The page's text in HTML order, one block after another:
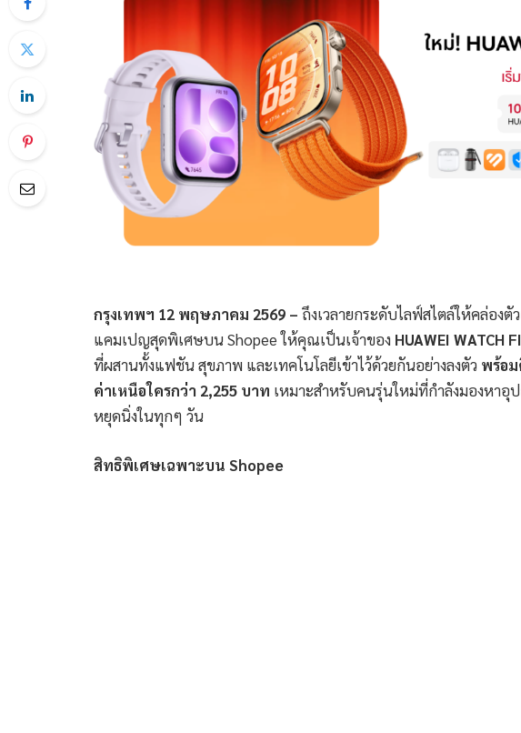
กรุงเทพฯ 12 พฤษภาคม 2569 – ถึงเวลายกระดับไลฟ์สไตล์ให้คล่อง
แคมเปญสุดพิเศษบน Shopee ให้คุณเป็นเจ้าของ HUAWEI WATCH
ที่ผสานทั้งแฟชัน สุขภาพ และเทคโนโลยีเข้าไว้ด้วยกันอย่างลงตัว พร้อ
ค่าเหนือใครกว่า 2,255 บาท เหมาะสำหรับคนรุ่นใหม่ที่กำลังมองหา
หยุดนิ่งในทุกๆ วัน
สิทธิพิเศษเฉพาะบน Shopee